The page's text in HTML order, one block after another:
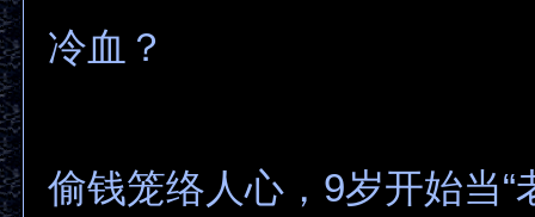
冷血？
偷钱笼络人心，9岁开始当“